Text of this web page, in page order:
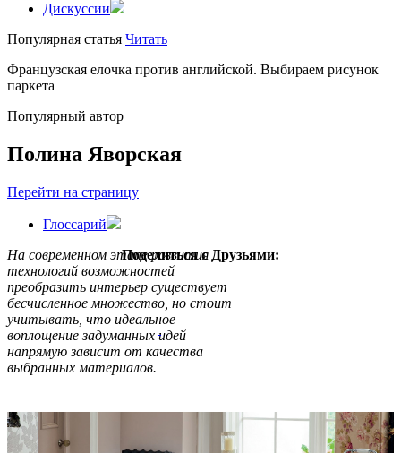
Дискуссии
Популярная статья Читать
Французская елочка против английской. Выбираем рисунок
паркета
Популярный автор
Полина Яворская
Перейти на страницу
Глоссарий
Поделиться с Друзьями:
На современном этапе развития
технологий возможностей
преобразить интерьер существует
бесчисленное множество, но стоит
учитывать, что идеальное
воплощение задуманных идей
напрямую зависит от качества
выбранных материалов.